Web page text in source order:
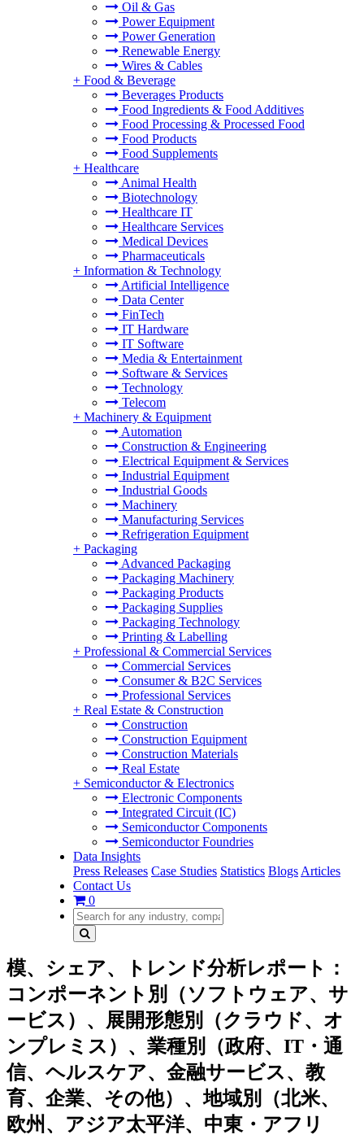
Oil & Gas
Power Equipment
Power Generation
Renewable Energy
Wires & Cables
+ Food & Beverage
Beverages Products
Food Ingredients & Food Additives
Food Processing & Processed Food
Food Products
Food Supplements
+ Healthcare
Animal Health
Biotechnology
Healthcare IT
Healthcare Services
Medical Devices
Pharmaceuticals
+ Information & Technology
Artificial Intelligence
Data Center
FinTech
IT Hardware
IT Software
Media & Entertainment
Software & Services
Technology
Telecom
+ Machinery & Equipment
Automation
Construction & Engineering
Electrical Equipment & Services
Industrial Equipment
Industrial Goods
Machinery
Manufacturing Services
Refrigeration Equipment
+ Packaging
Advanced Packaging
Packaging Machinery
Packaging Products
Packaging Supplies
Packaging Technology
Printing & Labelling
+ Professional & Commercial Services
Commercial Services
Consumer & B2C Services
Professional Services
+ Real Estate & Construction
Construction
Construction Equipment
Construction Materials
Real Estate
+ Semiconductor & Electronics
Electronic Components
Integrated Circuit (IC)
Semiconductor Components
Semiconductor Foundries
Data Insights
Press Releases Case Studies Statistics Blogs Articles
Contact Us
0
模、シェア、トレンド分析レポート：
コンポーネント別（ソフトウェア、サ
ービス）、展開形態別（クラウド、オ
ンプレミス）、業種別（政府、IT・通
信、ヘルスケア、金融サービス、教
育、企業、その他）、地域別（北米、
欧州、アジア太平洋、中東・アフリ